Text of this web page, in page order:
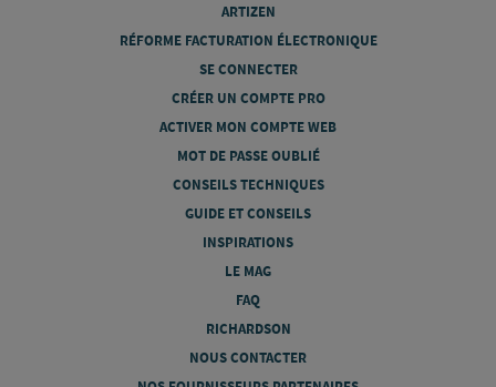
ARTIZEN
RÉFORME FACTURATION ÉLECTRONIQUE
SE CONNECTER
CRÉER UN COMPTE PRO
ACTIVER MON COMPTE WEB
MOT DE PASSE OUBLIÉ
CONSEILS TECHNIQUES
GUIDE ET CONSEILS
INSPIRATIONS
LE MAG
FAQ
RICHARDSON
NOUS CONTACTER